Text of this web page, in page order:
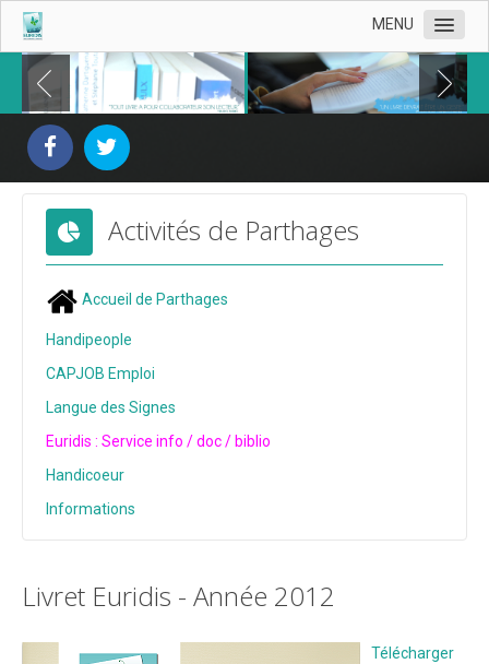
MENU
Présentation d'Euridis
Nos livres
Documentation du handicap
Derniers livrets Euridis
Livrets
Livrets 2023
Livrets 2022
Livrets 2021
Livrets 2020
Livrets 2015
Livrets 2014
Activités de Parthages
Accueil de Parthages
Handipeople
CAPJOB Emploi
Langue des Signes
Euridis : Service info / doc / biblio
Handicoeur
Informations
Livret Euridis - Année 2012
Télécharger